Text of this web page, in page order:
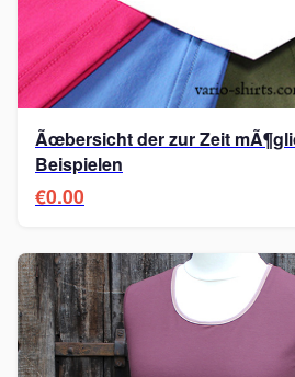
Ãœbersicht der zur Zeit
Beispielen
€0.00